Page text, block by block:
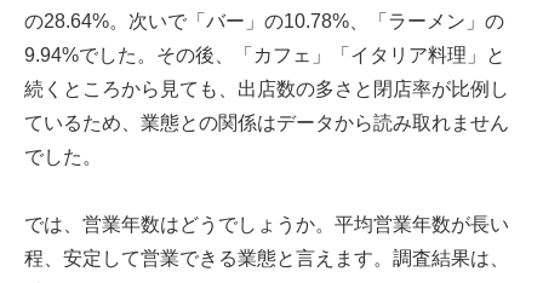
の28.64%。次いで「バー」の10.78%、「ラーメン」の
9.94%でした。その後、「カフェ」「イタリア料理」と
続くところから見ても、出店数の多さと閉店率が比例し
ているため、業態との関係はデータから読み取れません
でした。
では、営業年数はどうでしょうか。平均営業年数が長い
程、安定して営業できる業態と言えます。調査結果は、